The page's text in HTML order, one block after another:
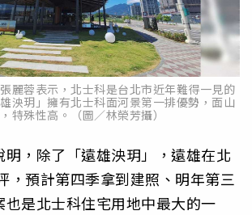
麗蓉表示，北士科是台北市近年難得一見的
泱玥」擁有北士科面河景第一排優勢，面山
特殊性高。（圖／林榮芳攝）
明，除了「遠雄泱玥」，遠雄在北
，預計第四季拿到建照、明年第三
是北士科住宅用地中最大的一